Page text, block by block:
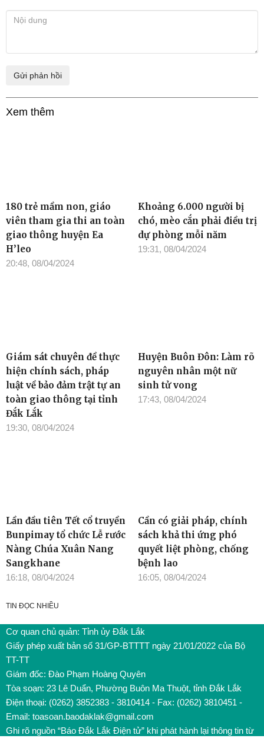
Xem thêm
180 trẻ mầm non, giáo
viên tham gia thi an toàn
giao thông huyện Ea
H’leo
20:48, 08/04/2024
Khoảng 6.000 người bị
chó, mèo cắn phải điều trị
dự phòng mỗi năm
19:31, 08/04/2024
Giám sát chuyên đề thực
hiện chính sách, pháp
luật về bảo đảm trật tự an
toàn giao thông tại tỉnh
Đắk Lắk
19:30, 08/04/2024
Huyện Buôn Đôn: Làm rõ
nguyên nhân một nữ
sinh tử vong
17:43, 08/04/2024
Lần đầu tiên Tết cổ truyền
Bunpimay tổ chức Lễ rước
Nàng Chúa Xuân Nang
Sangkhane
16:18, 08/04/2024
Cần có giải pháp, chính
sách khả thi ứng phó
quyết liệt phòng, chống
bệnh lao
16:05, 08/04/2024
TIN ĐỌC NHIỀU
Cơ quan chủ quản: Tỉnh ủy Đắk Lắk
Giấy phép xuất bản số 31/GP-BTTTT ngày 21/01/2022 của Bộ
TT-TT
Giám đốc: Đào Phạm Hoàng Quyên
Tòa soạn: 23 Lê Duẩn, Phường Buôn Ma Thuột, tỉnh Đắk Lắk
Điện thoại: (0262) 3852383 - 3810414 - Fax: (0262) 3810451 -
Email: toasoan.baodaklak@gmail.com
Ghi rõ nguồn “Báo Đắk Lắk Điện tử” khi phát hành lại thông tin từ